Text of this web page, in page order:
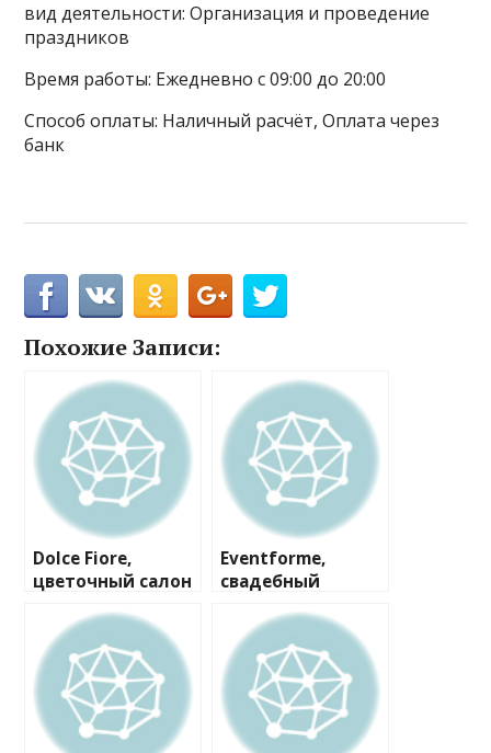
вид деятельности: Организация и проведение
праздников
Время работы: Ежедневно с 09:00 до 20:00
Способ оплаты: Наличный расчёт, Оплата через
банк
Похожие Записи:
Dolce Fiore,
цветочный салон
Eventforme,
свадебный